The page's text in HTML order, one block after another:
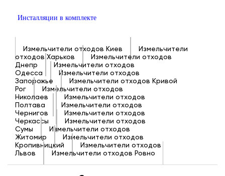
Инсталляции в комплекте
Измельчители отходов Киев
Измельчители
отходов Харьков
Измельчители отходов
Днепр
Измельчители отходов
Одесса
Измельчители отходов
Запорожье
Измельчители отходов Кривой
Рог
Измельчители отходов
Николаев
Измельчители отходов
Полтава
Измельчители отходов
Чернигов
Измельчители отходов
Черкассы
Измельчители отходов
Сумы
Измельчители отходов
Житомир
Измельчители отходов
Кропивницкий
Измельчители отходов
Львов
Измельчители отходов Ровно